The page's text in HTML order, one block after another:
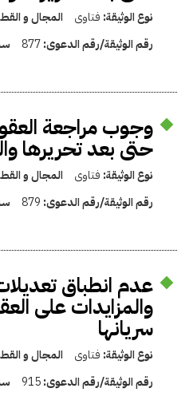
نوع الوثيقة: فتاوى المجال و
رقم الوثيقة/رقم الدعوى:877
وجوب مراجعة
حتى بعد تحريرها
نوع الوثيقة: فتاوى المجال و
رقم الوثيقة/رقم الدعوى: 879
عدم انطباق
والمزايدات على
سريانها
نوع الوثيقة: فتاوى المجال و
رقم الوثيقة/رقم الدعوى:915